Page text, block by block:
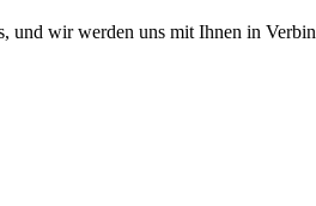
und wir werden uns mit Ihnen in